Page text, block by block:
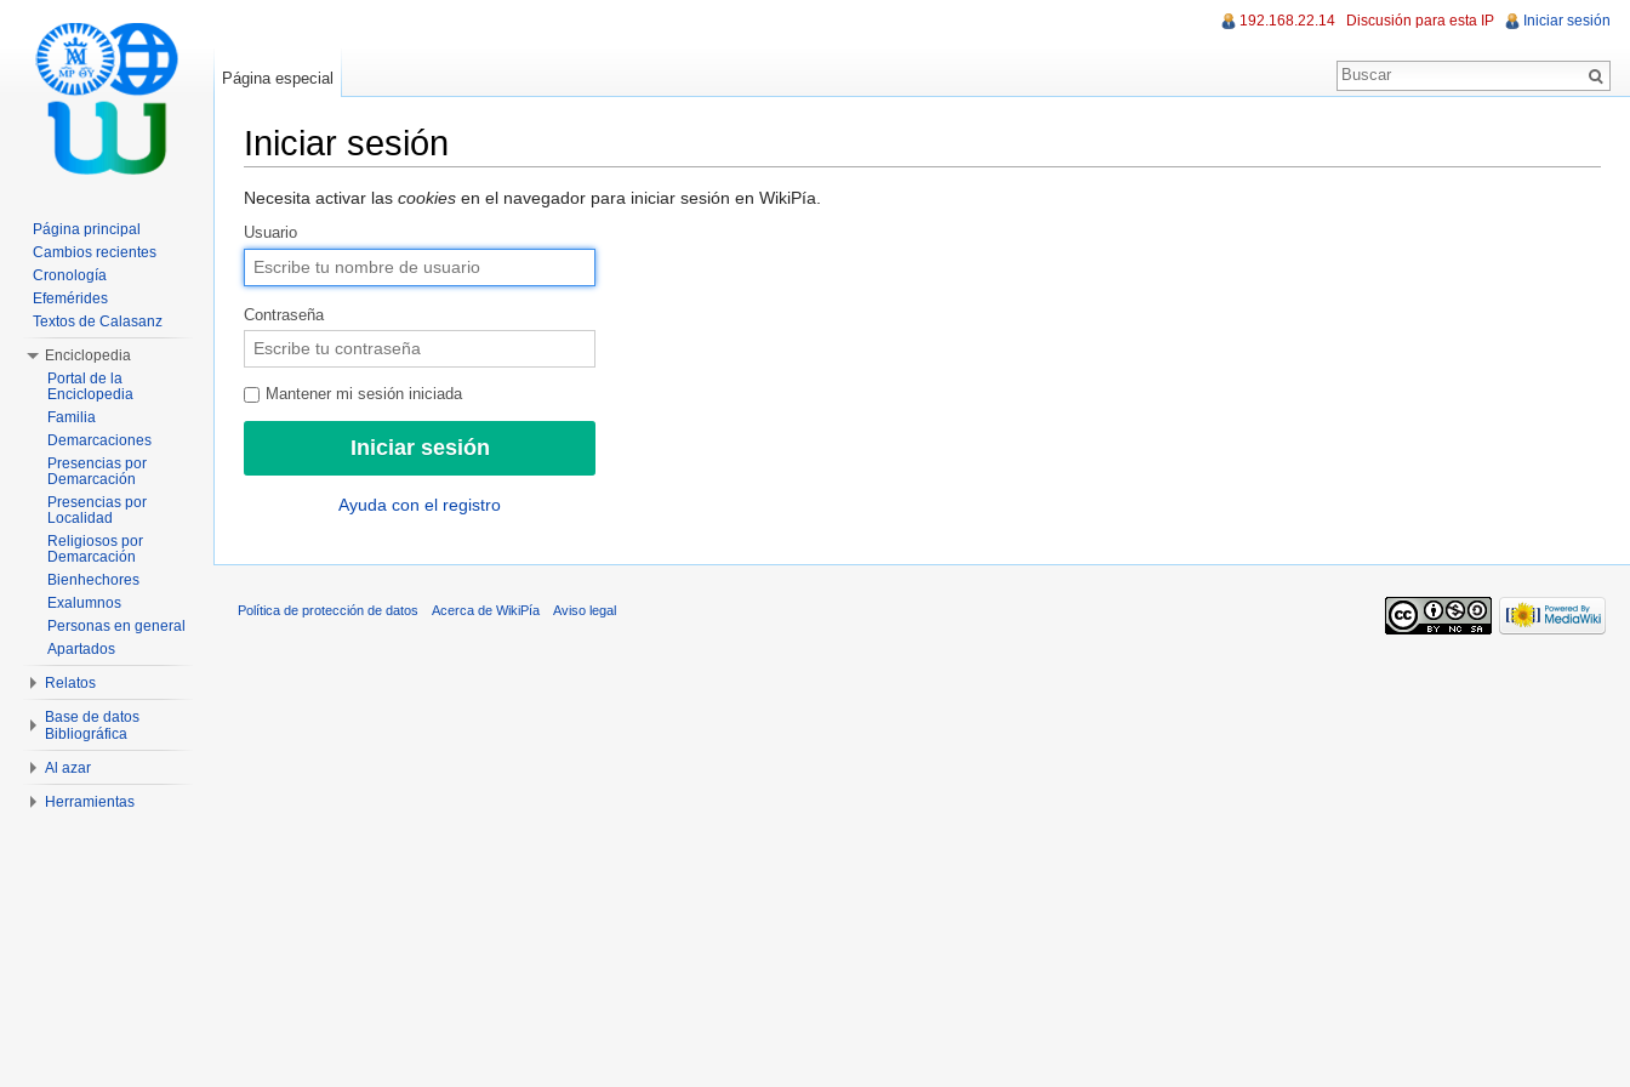
Iniciar sesión
Necesita activar las cookies en el navegador para iniciar sesión en WikiPía.
Usuario
Contraseña
Mantener mi sesión iniciada
Ayuda con el registro
192.168.22.14 Discusión para esta IP Iniciar sesión
Página especial
Página principal
Cambios recientes
Cronología
Efemérides
Textos de Calasanz
Enciclopedia
Portal de la
Enciclopedia
Familia
Demarcaciones
Presencias por
Demarcación
Presencias por
Localidad
Religiosos por
Demarcación
Bienhechores
Exalumnos
Personas en general
Apartados
Relatos
Base de datos
Bibliográfica
Al azar
Herramientas
Política de protección de datos Acerca de WikiPía Aviso legal